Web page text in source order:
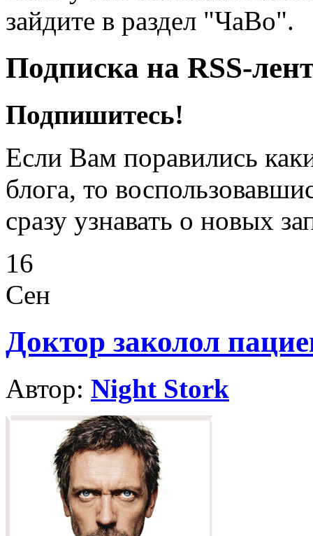
зайдите в раздел "ЧаВо".
Подписка на RSS-
Подпишитесь!
Если Вам поравились
блога, то
сразу узнавать о новых
16
Сен
Доктор заколол
Автор: Night Stork